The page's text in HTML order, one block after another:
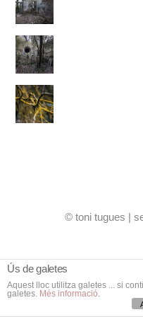
© toni tugues |
Ús de galetes
Aquest lloc utilitza galetes ... si
galetes. Més informació.